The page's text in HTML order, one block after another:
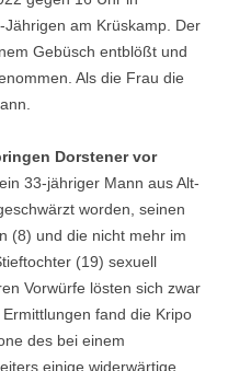
am Krüskamp. Der
Gebüsch entblößt und
Als die Frau die
Dorstener vor
33-jähriger Mann aus Alt-
worden, seinen
(8) und die nicht mehr im
(19) sexuell
Vorwürfe lösten sich zwar
fand die Kripo
des bei einem
einige widerwärtige